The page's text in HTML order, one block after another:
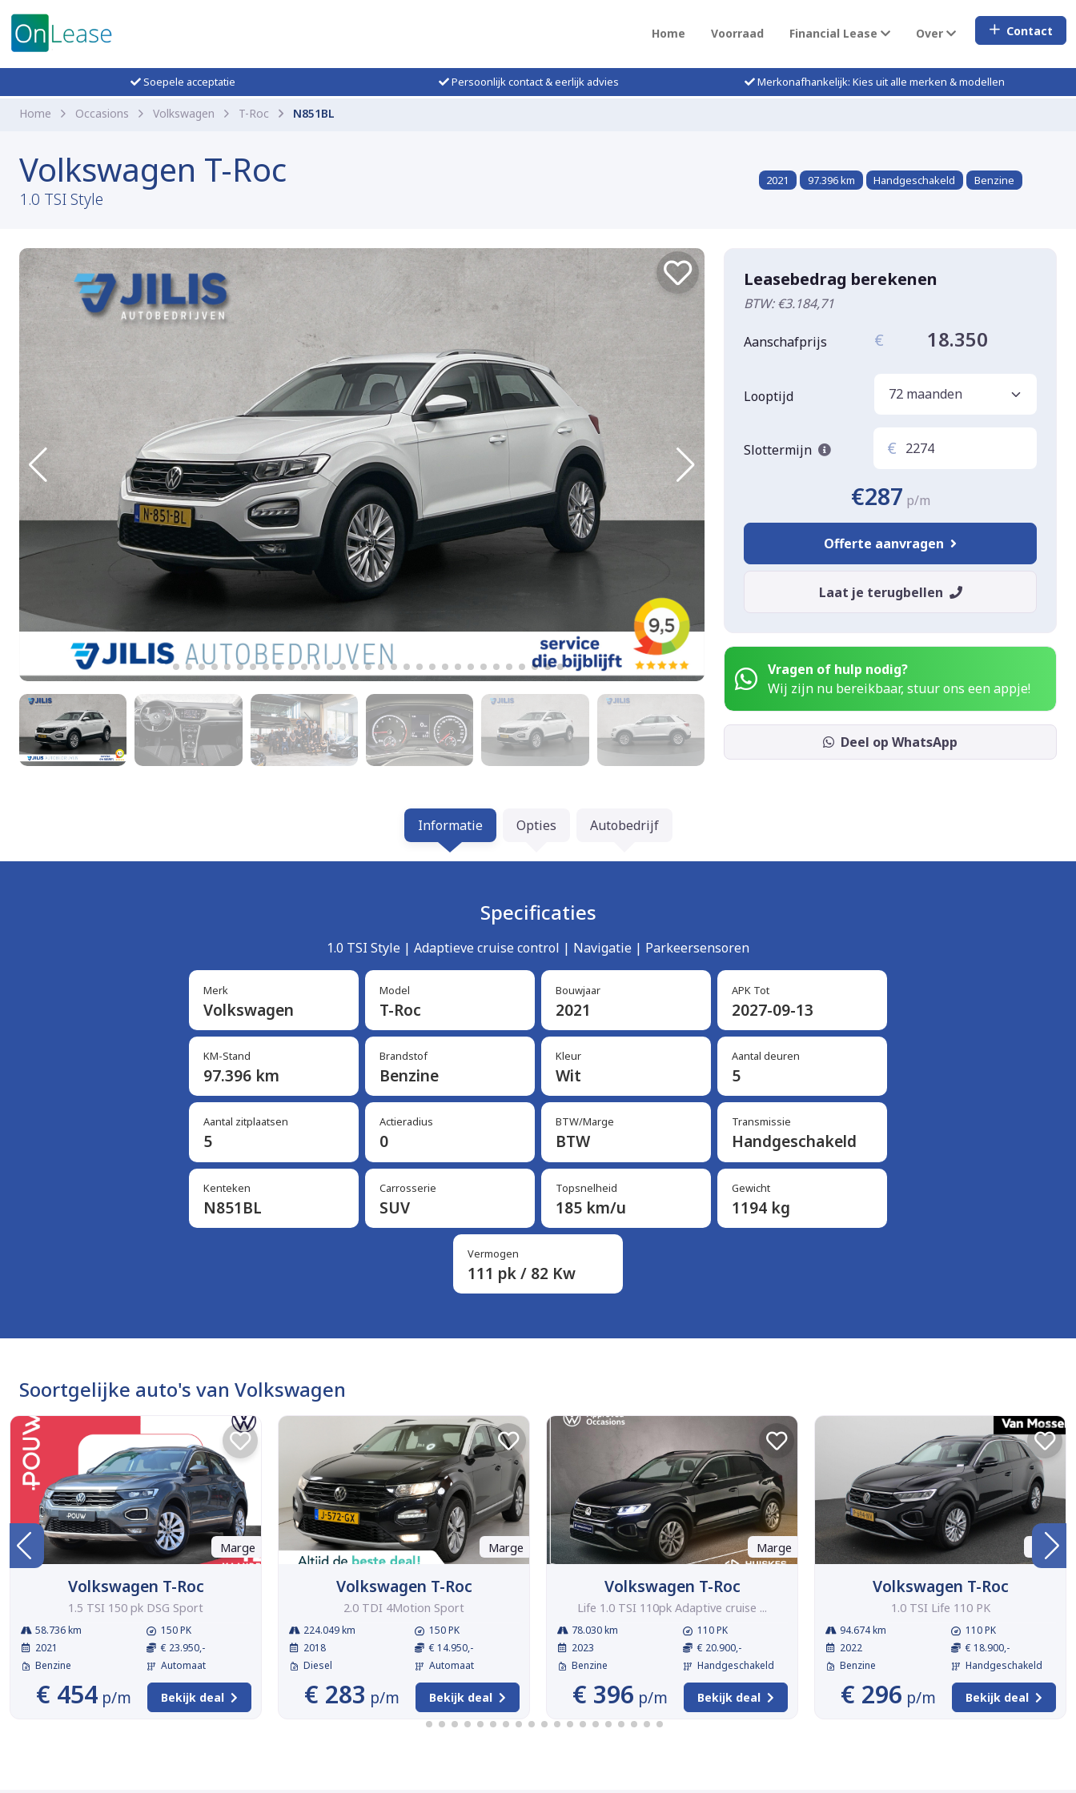
Home Voorraad Financial Lease Over Contact
Soepele acceptatie Persoonlijk contact & eerlijk advies Merkonafhankelijk: Kies uit alle merken & modellen
Home Occasions Volkswagen T-Roc N851BL
Volkswagen T-Roc
1.0 TSI Style
2021 97.396 km Handgeschakeld Benzine
Leasebedrag berekenen
BTW: €3.184,71
Aanschafprijs € 18.350
Looptijd
Slottermijn €
€287 p/m
Offerte aanvragen
Laat je terugbellen
Vragen of hulp nodig?
Wij zijn nu bereikbaar, stuur ons een appje!
Deel op WhatsApp
Informatie Opties Autobedrijf
Specificaties
1.0 TSI Style | Adaptieve cruise control | Navigatie | Parkeersensoren
Merk
Volkswagen
Model
T-Roc
Bouwjaar
2021
APK Tot
2027-09-13
KM-Stand
97.396 km
Brandstof
Benzine
Kleur
Wit
Aantal deuren
5
Aantal zitplaatsen
5
Actieradius
0
BTW/Marge
BTW
Transmissie
Handgeschakeld
Kenteken
N851BL
Carrosserie
SUV
Topsnelheid
185 km/u
Gewicht
1194 kg
Vermogen
111 pk / 82 Kw
Soortgelijke auto's van Volkswagen
Marge
Volkswagen T-Roc
1.5 TSI 150 pk DSG Sport
58.736 km
2021
Benzine
150 PK
€ 23.950,-
Automaat
€ 454 p/m Bekijk deal
Marge
Volkswagen T-Roc
2.0 TDI 4Motion Sport
224.049 km
2018
Diesel
150 PK
€ 14.950,-
Automaat
€ 283 p/m Bekijk deal
Marge
Volkswagen T-Roc
Life 1.0 TSI 110pk Adaptive cruise ...
78.030 km
2023
Benzine
110 PK
€ 20.900,-
Handgeschakeld
€ 396 p/m Bekijk deal
BTW
Volkswagen T-Roc
1.0 TSI Life 110 PK
94.674 km
2022
Benzine
110 PK
€ 18.900,-
Handgeschakeld
€ 296 p/m Bekijk deal